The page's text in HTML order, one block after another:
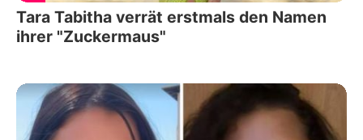
Tara Tabitha verrät erstmals den Namen
ihrer "Zuckermaus"